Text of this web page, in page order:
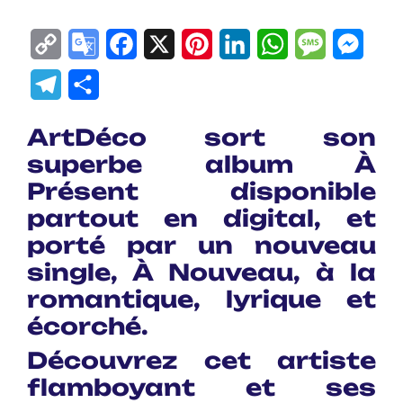
Copy
Link
GoogleFacebook
X Pinterest
LinkedInWhatsApp
Telegram
ArtDéco sort son
superbe album À
Présent disponible
partout en digital, et
porté par un nouveau
single, À Nouveau, à la
romantique, lyrique et
écorché.
Découvrez cet artiste
flamboyant et ses